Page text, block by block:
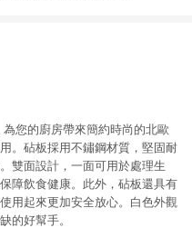
箭跨境優質選品不限金
您的廚房帶來簡約時尚的北歐
。砧板採用不鏽鋼材質，堅固耐
雙面設計，一面可用於處理生
障飲食健康。此外，砧板還具有
用起來更加安全放心。白色外觀
的好幫手。